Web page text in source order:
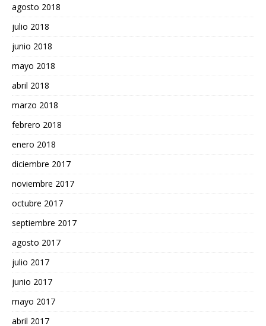
agosto 2018
julio 2018
junio 2018
mayo 2018
abril 2018
marzo 2018
febrero 2018
enero 2018
diciembre 2017
noviembre 2017
octubre 2017
septiembre 2017
agosto 2017
julio 2017
junio 2017
mayo 2017
abril 2017